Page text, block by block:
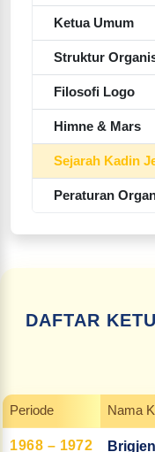
Ketua Umum
Struktur
Filosofi Logo
Himne & Mars
Sejarah Kadin
Peraturan
DAFTAR
Periode Nama
1968 – 1972